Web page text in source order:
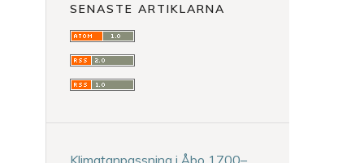
SENASTE ARTIKLARNA
Klimatanpassning i Åbo 1700–